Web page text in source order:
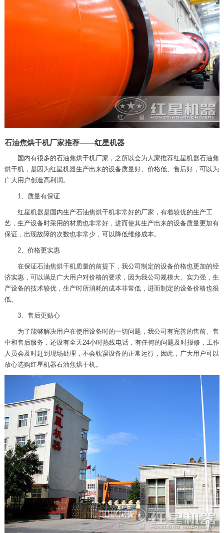
石油焦烘干机厂家推荐——红星机器
国内有很多的石油焦烘干机厂家，之所以会为大家推荐红星机器石油焦
烘干机，是因为红星机器生产出来的设备质量好、价格低、售后好，可以为
广大用户创造高利润。
1、质量有保证
红星机器是国内生产石油焦烘干机非常好的厂家，有着较优的生产工
艺，生产设备时采用的材质也非常好，进而使其生产出来的设备质量更加有
保证，出现故障的次数也非常少，可以降低维修成本。
2、价格更实惠
在保证石油焦烘干机质量的前提下，我公司制定的设备价格也更加的经
济实惠，可以满足广大用户对价格的要求，因为我公司规模大、实力强，生
产设备的技术较优，生产时所消耗的成本非常低，进而制定的设备价格也很
低。
3、售后更贴心
为了能够解决用户在使用设备时的一切问题，我公司有完善的售前、售
中和售后服务，还设有全天24小时热线电话，有任何的问题及时报修，工作
人员会及时赶到现场处理，不会耽误设备的正常运行，因此，广大用户可以
放心选购红星机器石油焦烘干机。